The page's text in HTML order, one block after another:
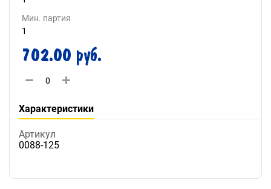
Мин. партия
1
702.00 руб.
Характеристики
Артикул
0088-125